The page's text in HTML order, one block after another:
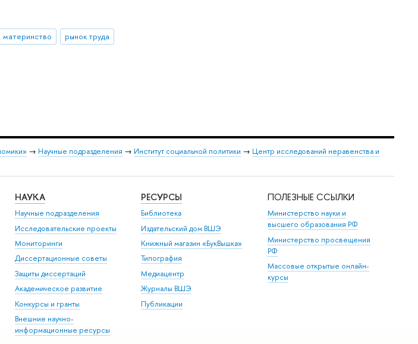
материнство рынок труда
→ Научные подразделения → Институт социальной политики → Центр исследований неравенства и
НАУКА
Научные подразделения
Исследовательские проекты
Мониторинги
Диссертационные советы
Защиты диссертаций
Академическое развитие
Конкурсы и гранты
Внешние научно-
информационные ресурсы
РЕСУРСЫ
Библиотека
Издательский дом ВШЭ
Книжный магазин «БукВышка»
Типография
Медиацентр
Журналы ВШЭ
Публикации
ПОЛЕЗНЫЕ ССЫЛКИ
Министерство науки и
высшего образования РФ
Министерство просвещения
РФ
Массовые открытые онлайн-
курсы